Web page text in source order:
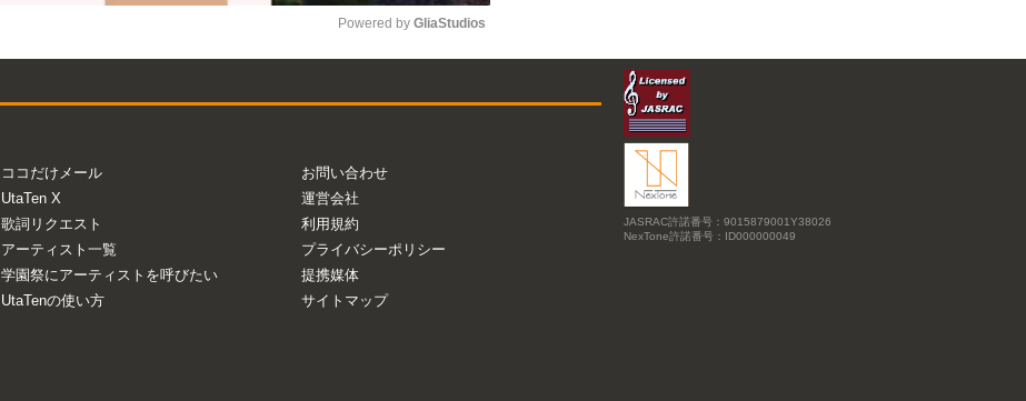
Powered by GliaStudios
ココだけメール
UtaTen X
歌詞リクエスト
アーティスト一覧
学園祭にアーティストを呼びたい
UtaTenの使い方
お問い合わせ
運営会社
利用規約
プライバシーポリシー
提携媒体
サイトマップ
JASRAC許諾番号：9015879001Y38026
NexTone許諾番号：ID000000049